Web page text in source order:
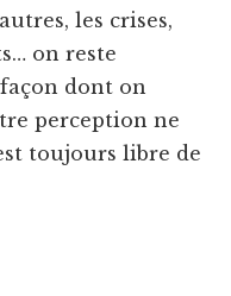
les crises,
on reste
dont on
perception ne
toujours libre de